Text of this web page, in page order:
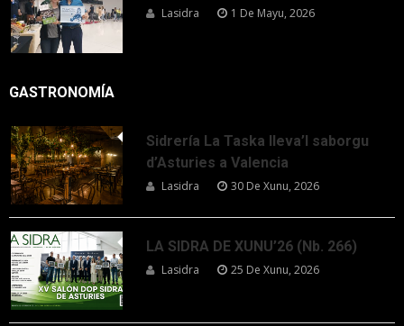
Lasidra 1 De Mayu, 2026
GASTRONOMÍA
Sidrería La Taska lleva’l saborgu
d’Asturies a Valencia
Lasidra 30 De Xunu, 2026
LA SIDRA DE XUNU’26 (Nb. 266)
Lasidra 25 De Xunu, 2026